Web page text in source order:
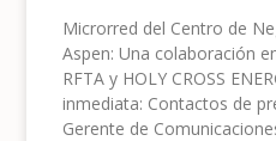
Microrred del Centro de
Aspen: Una colaboración
RFTA y HOLY CROSS
inmediata: Contactos de
Gerente de